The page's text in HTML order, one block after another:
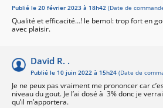
Publié le 20 février 2023 à 18h42 (Date de
Qualité et efficacité…! le bemol: trop fort en
avec plaisir.
David R. .
Publié le 10 juin 2022 à 15h24 (Date de
Je ne peux pas vraiment me prononcer car
niveau du gout. Je l’ai dosé à 3% donc je
qu’il m’apportera.